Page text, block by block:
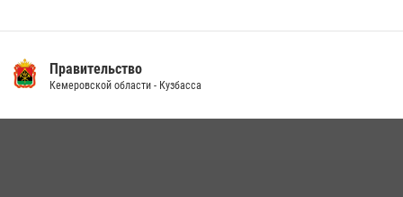
14 июля 2026, 08:52 1
Правительство
Кемеровской области - Кузбасса